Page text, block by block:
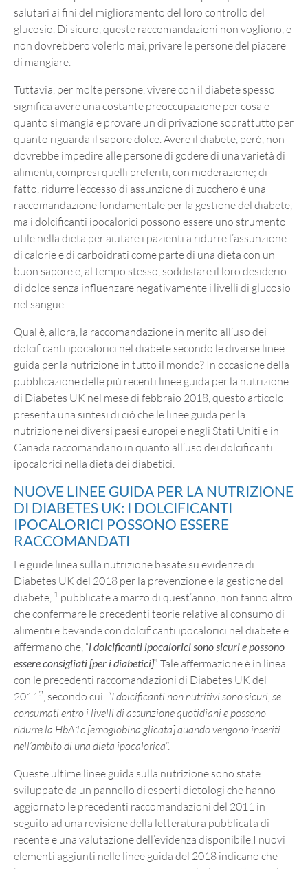
salutari ai fini del miglioramento del loro controllo del
glucosio. Di sicuro, queste raccomandazioni non vogliono, e
non dovrebbero volerlo mai, privare le persone del piacere
di mangiare.
Tuttavia, per molte persone, vivere con il diabete spesso
significa avere una costante preoccupazione per cosa e
quanto si mangia e provare un di privazione soprattutto per
quanto riguarda il sapore dolce. Avere il diabete, però, non
dovrebbe impedire alle persone di godere di una varietà di
alimenti, compresi quelli preferiti, con moderazione; di
fatto, ridurre l’eccesso di assunzione di zucchero è una
raccomandazione fondamentale per la gestione del diabete,
ma i dolcificanti ipocalorici possono essere uno strumento
utile nella dieta per aiutare i pazienti a ridurre l’assunzione
di calorie e di carboidrati come parte di una dieta con un
buon sapore e, al tempo stesso, soddisfare il loro desiderio
di dolce senza influenzare negativamente i livelli di glucosio
nel sangue.
Qual è, allora, la raccomandazione in merito all’uso dei
dolcificanti ipocalorici nel diabete secondo le diverse linee
guida per la nutrizione in tutto il mondo? In occasione della
pubblicazione delle più recenti linee guida per la nutrizione
di Diabetes UK nel mese di febbraio 2018, questo articolo
presenta una sintesi di ciò che le linee guida per la
nutrizione nei diversi paesi europei e negli Stati Uniti e in
Canada raccomandano in quanto all’uso dei dolcificanti
ipocalorici nella dieta dei diabetici.
NUOVE LINEE GUIDA PER LA NUTRIZIONE
DI DIABETES UK: I DOLCIFICANTI
IPOCALORICI POSSONO ESSERE
RACCOMANDATI
Le guide linea sulla nutrizione basate su evidenze di
Diabetes UK del 2018 per la prevenzione e la gestione del
diabete, 1 pubblicate a marzo di quest’anno, non fanno altro
che confermare le precedenti teorie relative al consumo di
alimenti e bevande con dolcificanti ipocalorici nel diabete e
affermano che, “i dolcificanti ipocalorici sono sicuri e possono
essere consigliati [per i diabetici]”. Tale affermazione è in linea
con le precedenti raccomandazioni di Diabetes UK del
2011 2 , secondo cui: “I dolcificanti non nutritivi sono sicuri, se
consumati entro i livelli di assunzione quotidiani e possono
ridurre la HbA1c [emoglobina glicata] quando vengono inseriti
nell’ambito di una dieta ipocalorica”.
Queste ultime linee guida sulla nutrizione sono state
sviluppate da un pannello di esperti dietologi che hanno
aggiornato le precedenti raccomandazioni del 2011 in
seguito ad una revisione della letteratura pubblicata di
recente e una valutazione dell’evidenza disponibile.I nuovi
elementi aggiunti nelle linee guida del 2018 indicano che